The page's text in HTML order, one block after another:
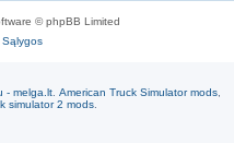
© phpBB Limited
Sąlygos
- melga.lt. American Truck Simulator mods,
simulator 2 mods